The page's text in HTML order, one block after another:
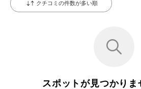
クチコミの件数が多い順
スポットが見つかりま